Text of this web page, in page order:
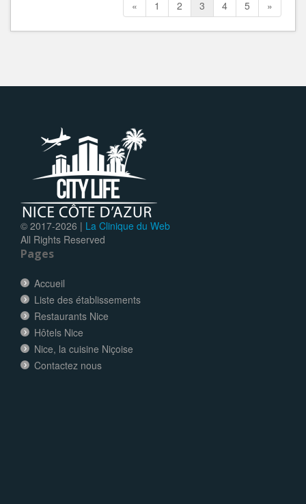
« 1 2 3 4 5 »
© 2017-2026 | La Clinique du Web
All Rights Reserved
Pages
Accueil
Liste des établissements
Restaurants Nice
Hôtels Nice
Nice, la cuisine Niçoise
Contactez nous